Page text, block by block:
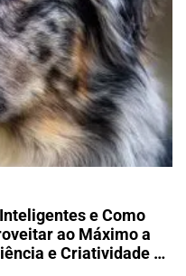
e Como
ao Máximo a
e Criatividade do